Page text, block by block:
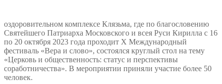
оздоровительном комплексе Клязьма, где по благословению
Святейшего Патриарха Московского и всея Руси Кирилла с 16
по 20 октября 2023 года проходит Х Международный
фестиваль «Вера и слово», состоялся круглый стол на тему
«Церковь и общественность: статус и перспективы
соработничества». В мероприятии приняли участие более 50
человек.